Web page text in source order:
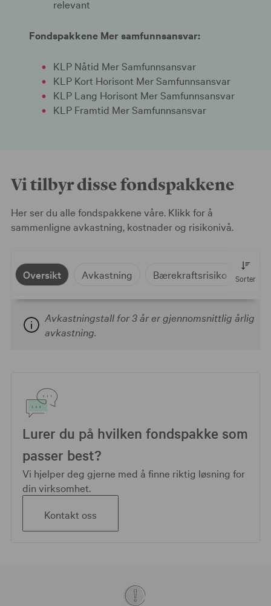
relevant
Fondspakkene Mer samfunnsansvar:
KLP Nåtid Mer Samfunnsansvar
KLP Kort Horisont Mer Samfunnsansvar
KLP Lang Horisont Mer Samfunnsansvar
KLP Framtid Mer Samfunnsansvar
Vi tilbyr disse fondspakkene
Her ser du alle fondspakkene våre. Klikk for å
sammenligne avkastning, kostnader og risikonivå.
Oversikt Avkastning Bærekraftsrisiko Sorter
Avkastningstall for 3 år er gjennomsnittlig årlig
avkastning.
Lurer du på hvilken fondspakke som
passer best?
Vi hjelper deg gjerne med å finne riktig løsning for
din virksomhet.
Kontakt oss